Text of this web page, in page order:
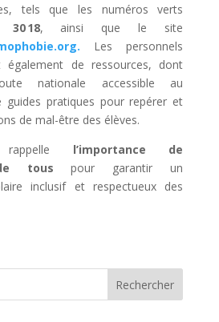
tels que les numéros verts
30 18, ainsi que le site
Les personnels
également de ressources, dont
nationale accessible au
guides pratiques pour repérer et
de mal-être des élèves.
rappelle l’importance de
tous pour garantir un
inclusif et respectueux des
Rechercher